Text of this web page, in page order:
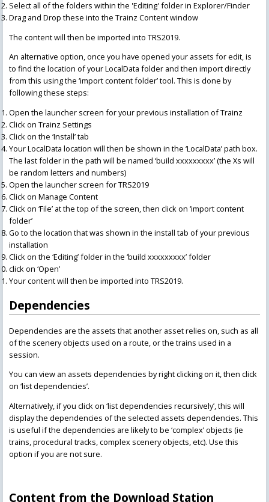
Select all of the folders within the 'Editing' folder in Explorer/Finder
Drag and Drop these into the Trainz Content window
The content will then be imported into TRS2019.
An alternative option, once you have opened your assets for edit, is
to find the location of your LocalData folder and then import directly
from this using the ‘import content folder’ tool. This is done by
following these steps:
Open the launcher screen for your previous installation of Trainz
Click on Trainz Settings
Click on the ‘Install’ tab
Your LocalData location will then be shown in the ‘LocalData’ path box.
The last folder in the path will be named ‘build xxxxxxxxx’ (the Xs will
be random letters and numbers)
Open the launcher screen for TRS2019
Click on Manage Content
Click on ‘File’ at the top of the screen, then click on ‘import content
folder’
Go to the location that was shown in the install tab of your previous
installation
Click on the ‘Editing’ folder in the ‘build xxxxxxxxx’ folder
click on ‘Open’
Your content will then be imported into TRS2019.
Dependencies
Dependencies are the assets that another asset relies on, such as all
of the scenery objects used on a route, or the trains used in a
session.
You can view an assets dependencies by right clicking on it, then click
on ‘list dependencies’.
Alternatively, if you click on ‘list dependencies recursively’, this will
display the dependencies of the selected assets dependencies. This
is useful if the dependencies are likely to be ‘complex’ objects (ie
trains, procedural tracks, complex scenery objects, etc). Use this
option if you are not sure.
Content from the Download Station